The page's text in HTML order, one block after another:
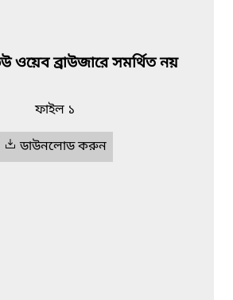
ওয়েব ব্রাউজারে সমর্থিত নয়
ফাইল ১
ডাউনলোড করুন